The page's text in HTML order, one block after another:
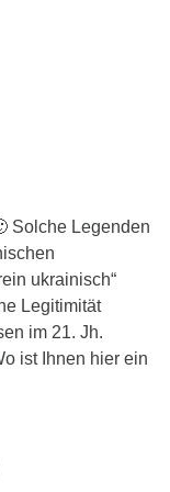
Solche Legenden
ukrainisch“
Legitimität
im 21. Jh.
ist Ihnen hier ein